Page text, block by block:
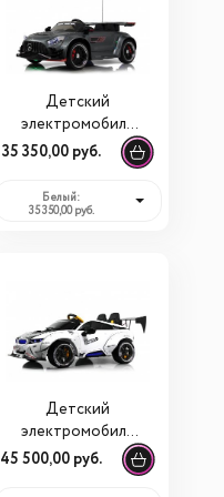
Детский
электромобиль
Rivertoys E005EE
35 350,00 руб.
Белый:
35 350,00 руб.
Детский
электромобиль
Rivertoys G007GG
45 500,00 руб.